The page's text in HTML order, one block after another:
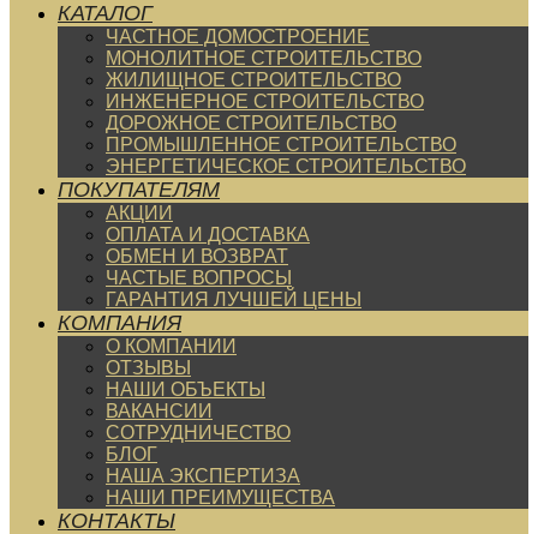
КАТАЛОГ
ЧАСТНОЕ ДОМОСТРОЕНИЕ
МОНОЛИТНОЕ СТРОИТЕЛЬСТВО
ЖИЛИЩНОЕ СТРОИТЕЛЬСТВО
ИНЖЕНЕРНОЕ СТРОИТЕЛЬСТВО
ДОРОЖНОЕ СТРОИТЕЛЬСТВО
ПРОМЫШЛЕННОЕ СТРОИТЕЛЬСТВО
ЭНЕРГЕТИЧЕСКОЕ СТРОИТЕЛЬСТВО
ПОКУПАТЕЛЯМ
АКЦИИ
ОПЛАТА И ДОСТАВКА
ОБМЕН И ВОЗВРАТ
ЧАСТЫЕ ВОПРОСЫ
ГАРАНТИЯ ЛУЧШЕЙ ЦЕНЫ
КОМПАНИЯ
О КОМПАНИИ
ОТЗЫВЫ
НАШИ ОБЪЕКТЫ
ВАКАНСИИ
СОТРУДНИЧЕСТВО
БЛОГ
НАША ЭКСПЕРТИЗА
НАШИ ПРЕИМУЩЕСТВА
КОНТАКТЫ